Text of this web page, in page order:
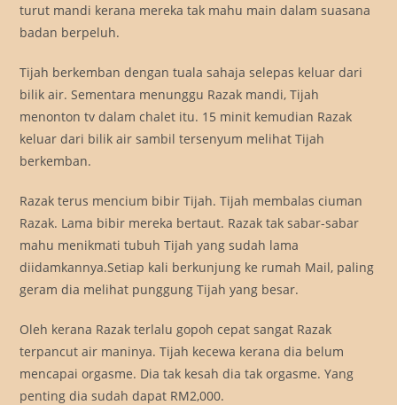
turut mandi kerana mereka tak mahu main dalam suasana
badan berpeluh.
Tijah berkemban dengan tuala sahaja selepas keluar dari
bilik air. Sementara menunggu Razak mandi, Tijah
menonton tv dalam chalet itu. 15 minit kemudian Razak
keluar dari bilik air sambil tersenyum melihat Tijah
berkemban.
Razak terus mencium bibir Tijah. Tijah membalas ciuman
Razak. Lama bibir mereka bertaut. Razak tak sabar-sabar
mahu menikmati tubuh Tijah yang sudah lama
diidamkannya.Setiap kali berkunjung ke rumah Mail, paling
geram dia melihat punggung Tijah yang besar.
Oleh kerana Razak terlalu gopoh cepat sangat Razak
terpancut air maninya. Tijah kecewa kerana dia belum
mencapai orgasme. Dia tak kesah dia tak orgasme. Yang
penting dia sudah dapat RM2,000.